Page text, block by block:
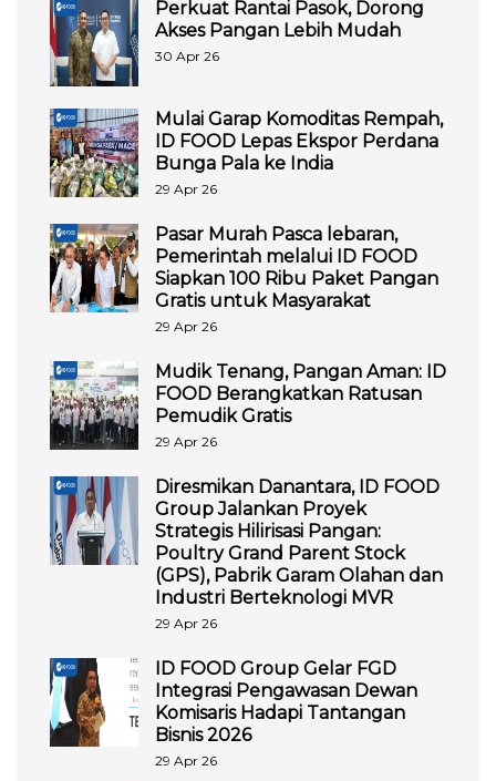
Perkuat Rantai Pasok, Dorong
Akses Pangan Lebih Mudah
30 Apr 26
Mulai Garap Komoditas Rempah,
ID FOOD Lepas Ekspor Perdana
Bunga Pala ke India
29 Apr 26
Pasar Murah Pasca lebaran,
Pemerintah melalui ID FOOD
Siapkan 100 Ribu Paket Pangan
Gratis untuk Masyarakat
29 Apr 26
Mudik Tenang, Pangan Aman: ID
FOOD Berangkatkan Ratusan
Pemudik Gratis
29 Apr 26
Diresmikan Danantara, ID FOOD
Group Jalankan Proyek
Strategis Hilirisasi Pangan:
Poultry Grand Parent Stock
(GPS), Pabrik Garam Olahan dan
Industri Berteknologi MVR
29 Apr 26
ID FOOD Group Gelar FGD
Integrasi Pengawasan Dewan
Komisaris Hadapi Tantangan
Bisnis 2026
29 Apr 26